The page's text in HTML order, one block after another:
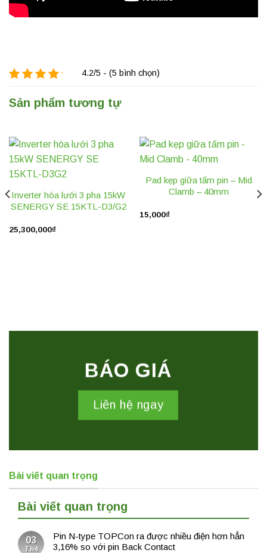
4.2/5 - (5 bình chọn)
Sản phẩm tương tự
Inverter hòa lưới 3 pha 15kW
SENERGY SE 15KTL-D3/G2
25,300,000₫
Pad kẹp giữa tấm pin – Mid
Clamb – 40mm
15,000₫
BÁO GIÁ
Liên hệ ngay
Bài viết quan trọng
Bài viết quan trọng
03
Th4
Pin N-type TOPCon ra được nhiều điện hơn hẳn
3,16% so với pin Back Contact